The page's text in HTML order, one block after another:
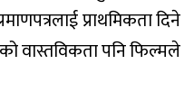
प्राथमिकता दिने
वास्तविकता पनि फिल्मले